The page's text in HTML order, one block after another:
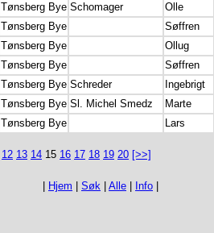
Tønsberg Bye Schomager Olle
Tønsberg Bye Søffren
Tønsberg Bye Ollug
Tønsberg Bye Søffren
Tønsberg Bye Schreder Ingebrigt
Tønsberg Bye Sl. Michel Smedz Marte
Tønsberg Bye Lars
12 13 14 15 16 17 18 19 20 [>>]
Hjem Søk Alle Info